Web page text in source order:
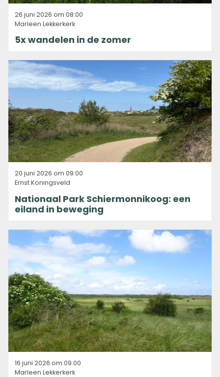
26 juni 2026 om 08:00
Marleen Lekkerkerk
5x wandelen in de zomer
20 juni 2026 om 09:00
Ernst Koningsveld
Nationaal Park Schiermonnikoog: een
eiland in beweging
16 juni 2026 om 09:00
Marleen Lekkerkerk